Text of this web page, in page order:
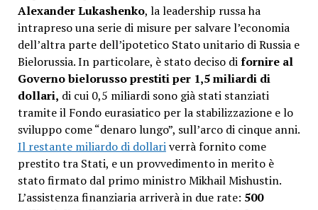
Alexander Lukashenko, la leadership russa ha
intrapreso una serie di misure per salvare l’economia
dell’altra parte dell’ipotetico Stato unitario di Russia e
Bielorussia. In particolare, è stato deciso difornire al
Governo bielorusso prestiti per 1,5 miliardi di
dollari, di cui 0,5 miliardi sono già stati stanziati
tramite il Fondo eurasiatico per la stabilizzazione e lo
sviluppo come “denaro lungo”, sull’arco di cinque anni.
Il restante miliardo di dollariverrà fornito come
prestito tra Stati, e un provvedimento in merito è
stato firmato dal primo ministro Mikhail Mishustin.
L’assistenza finanziaria arriverà in due rate: 500